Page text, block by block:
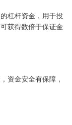
杠杆资金，用于投
获得数倍于保证金
资金安全有保障，